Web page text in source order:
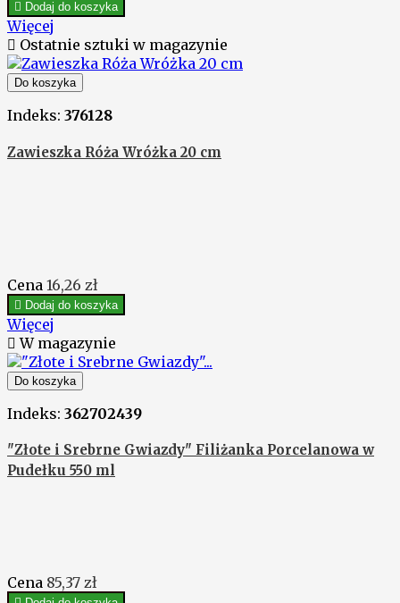
 Dodaj do koszyka
Więcej
 Ostatnie sztuki w magazynie
Do koszyka
Indeks: 376128
Zawieszka Róża Wróżka 20 cm
Cena 16,26 zł
 Dodaj do koszyka
Więcej
 W magazynie
Do koszyka
Indeks: 362702439
"Złote i Srebrne Gwiazdy" Filiżanka Porcelanowa w
Pudełku 550 ml
Cena 85,37 zł